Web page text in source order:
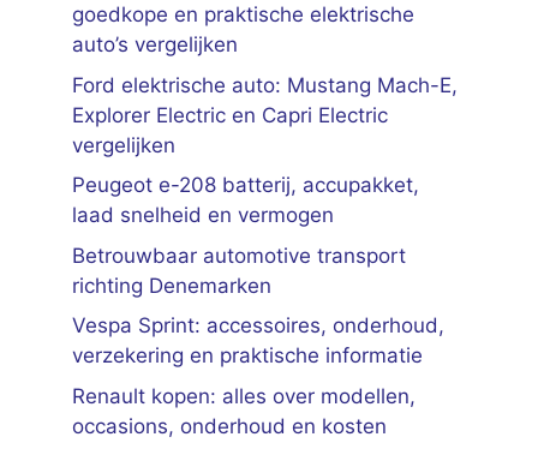
goedkope en praktische elektrische
auto’s vergelijken
Ford elektrische auto: Mustang Mach-E,
Explorer Electric en Capri Electric
vergelijken
Peugeot e-208 batterij, accupakket,
laad snelheid en vermogen
Betrouwbaar automotive transport
richting Denemarken
Vespa Sprint: accessoires, onderhoud,
verzekering en praktische informatie
Renault kopen: alles over modellen,
occasions, onderhoud en kosten